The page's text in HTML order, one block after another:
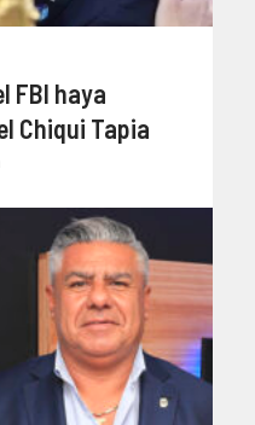
FBI haya
Chiqui Tapia